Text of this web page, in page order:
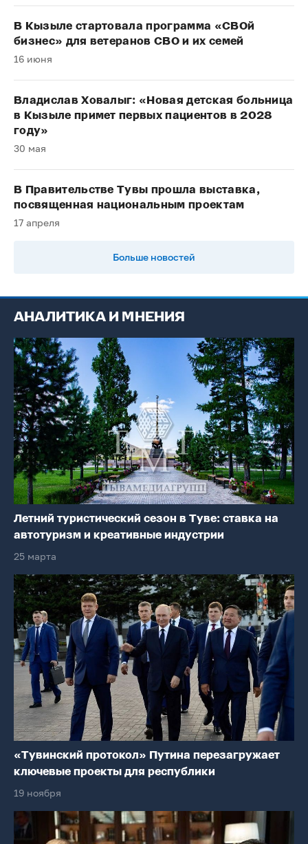
В Кызыле стартовала программа «СВОй
бизнес» для ветеранов СВО и их семей
16 июня
Владислав Ховалыг: «Новая детская больница
в Кызыле примет первых пациентов в 2028
году»
30 мая
В Правительстве Тувы прошла выставка,
посвященная национальным проектам
17 апреля
Больше новостей
АНАЛИТИКА И МНЕНИЯ
Летний туристический сезон в Туве: ставка на
автотуризм и креативные индустрии
25 марта
«Тувинский протокол» Путина перезагружает
ключевые проекты для республики
19 ноября